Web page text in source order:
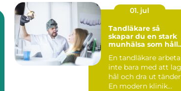
01. jul
Tandläkare så
skapar du en stark
munhälsa som
En tandläkare
inte bara med att
hål och dra ut
En modern klinik